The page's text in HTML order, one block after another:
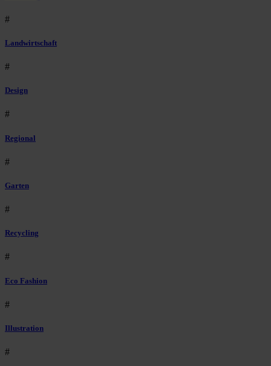
#
Landwirtschaft
#
Design
#
Regional
#
Garten
#
Recycling
#
Eco Fashion
#
Illustration
#